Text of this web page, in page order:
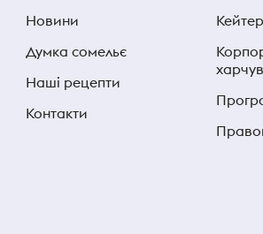
Новини
Думка сомельє
Наші рецепти
Контакти